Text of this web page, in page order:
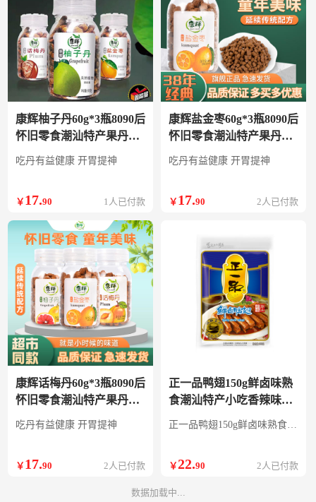
康辉柚子丹60g*3瓶8090后
怀旧零食潮汕特产果丹酸
甜口味休闲食品 柚子丹
吃丹有益健康 开胃提神
￥ 17.90 1人已付款
康辉盐金枣60g*3瓶8090后
怀旧零食潮汕特产果丹酸
甜口味休闲食品 盐金枣
吃丹有益健康 开胃提神
￥ 17.90 2人已付款
康辉话梅丹60g*3瓶8090后
怀旧零食潮汕特产果丹酸
甜口味休闲食品 话梅丹
吃丹有益健康 开胃提神
￥ 17.90 2人已付款
正一品鸭翅150g鲜卤味熟
食潮汕特产小吃香辣味真
空小包装休闲零食 鲜卤鸭
正一品鸭翅150g鲜卤味熟食潮汕特产小吃香辣味真空小包装休闲零食
￥22.90 2人已付款
数据加载中...